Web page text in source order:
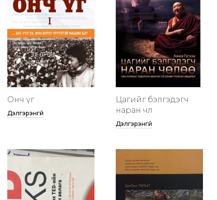
Онч үг
Дэлгэрэнгүй
Цагийг бэлгэдэгч
наран чөлөө
Дэлгэрэнгүй